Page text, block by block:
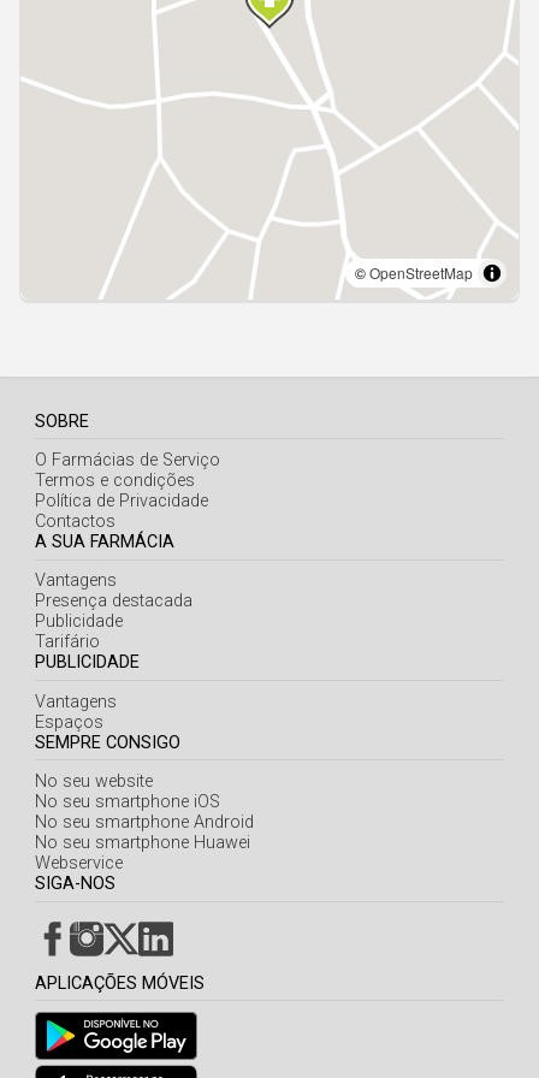
SOBRE
O Farmácias de Serviço
Termos e condições
Política de Privacidade
Contactos
A SUA FARMÁCIA
Vantagens
Presença destacada
Publicidade
Tarifário
PUBLICIDADE
Vantagens
Espaços
SEMPRE CONSIGO
No seu website
No seu smartphone iOS
No seu smartphone Android
No seu smartphone Huawei
Webservice
SIGA-NOS
APLICAÇÕES MÓVEIS